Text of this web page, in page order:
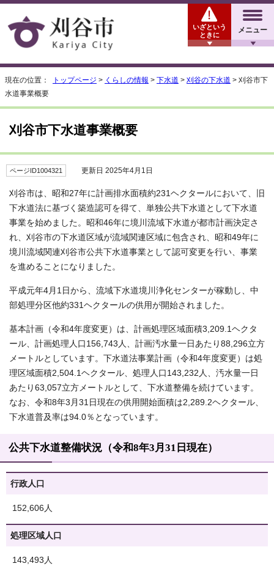
メニュー
いざという
ときに
現在の位置： トップページ > くらしの情報 > 下水道 > 刈谷の下水道 > 刈谷市下
水道事業概要
刈谷市下水道事業概要
ページID1004321 更新日 2025年4月1日
刈谷市は、昭和27年に計画排水面積約231ヘクタールにおいて、旧
下水道法に基づく築造認可を得て、単独公共下水道として下水道
事業を始めました。昭和46年に境川流域下水道が都市計画決定さ
れ、刈谷市の下水道区域が流域関連区域に包含され、昭和49年に
境川流域関連刈谷市公共下水道事業として認可変更を行い、事業
を進めることになりました。
平成元年4月1日から、流域下水道境川浄化センターが稼動し、中
部処理分区他約331ヘクタールの供用が開始されました。
基本計画（令和4年度変更）は、計画処理区域面積3,209.1ヘクタ
ール、計画処理人口156,743人、計画汚水量一日あたり88,296立方
メートルとしています。下水道法事業計画（令和4年度変更）は処
理区域面積2,504.1ヘクタール、処理人口143,232人、汚水量一日
あたり63,057立方メートルとして、下水道整備を続けています。
なお、令和8年3月31日現在の供用開始面積は2,289.2ヘクタール、
下水道普及率は94.0％となっています。
公共下水道整備状況（令和8年3月31日現在）
行政人口
152,606人
処理区域人口
143,493人